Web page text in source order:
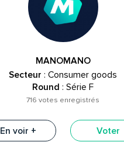
MANOMANO
Secteur : Consumer goods
Round : Série F
716 votes enregistrés
En voir + Voter